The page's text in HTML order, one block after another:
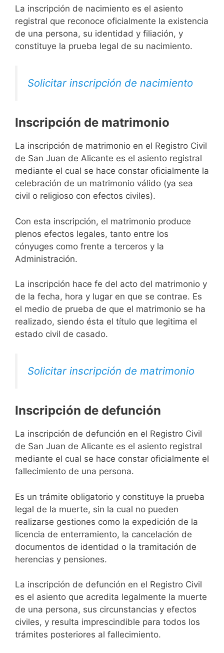
La inscripción de nacimiento es el asiento
registral que reconoce oficialmente la existencia
de una persona, su identidad y filiación, y
constituye la prueba legal de su nacimiento.
Solicitar inscripción de nacimiento
Inscripción de matrimonio
La inscripción de matrimonio en el Registro Civil
de San Juan de Alicante es el asiento registral
mediante el cual se hace constar oficialmente la
celebración de un matrimonio válido (ya sea
civil o religioso con efectos civiles).
Con esta inscripción, el matrimonio produce
plenos efectos legales, tanto entre los
cónyuges como frente a terceros y la
Administración.
La inscripción hace fe del acto del matrimonio y
de la fecha, hora y lugar en que se contrae. Es
el medio de prueba de que el matrimonio se ha
realizado, siendo ésta el título que legitima el
estado civil de casado.
Solicitar inscripción de matrimonio
Inscripción de defunción
La inscripción de defunción en el Registro Civil
de San Juan de Alicante es el asiento registral
mediante el cual se hace constar oficialmente el
fallecimiento de una persona.
Es un trámite obligatorio y constituye la prueba
legal de la muerte, sin la cual no pueden
realizarse gestiones como la expedición de la
licencia de enterramiento, la cancelación de
documentos de identidad o la tramitación de
herencias y pensiones.
La inscripción de defunción en el Registro Civil
es el asiento que acredita legalmente la muerte
de una persona, sus circunstancias y efectos
civiles, y resulta imprescindible para todos los
trámites posteriores al fallecimiento.